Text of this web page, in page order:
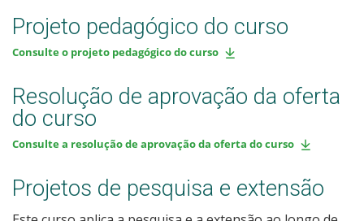
Projeto pedagógico do curso
Consulte o projeto pedagógico do curso
Resolução de aprovação da oferta
do curso
Consulte a resolução de aprovação da oferta do curso
Projetos de pesquisa e extensão